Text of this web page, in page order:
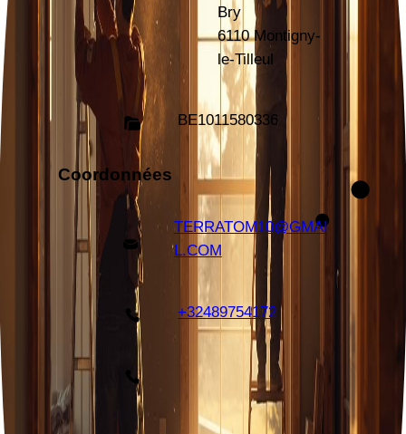
Bry
6110 Montigny-
le-Tilleul
BE1011580336
Coordonnées
TERRATOM10@GMAI
L.COM
+32489754172